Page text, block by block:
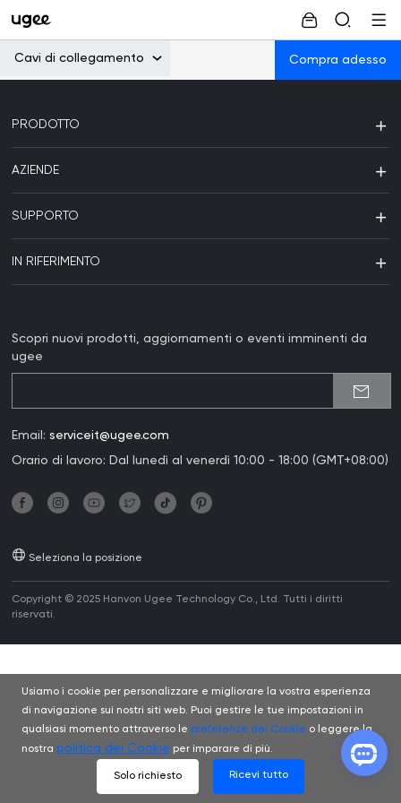
Cavi di collegamento Compra adesso
PRODOTTO
AZIENDE
SUPPORTO
IN RIFERIMENTO
Scopri nuovi prodotti, aggiornamenti o eventi imminenti da
ugee
Email:serviceit@ugee.com
Orario di lavoro: Dal lunedì al venerdì 10:00 - 18:00 (GMT+08:00)
Seleziona la posizione
Copyright © 2025 Hanvon Ugee Technology Co., Ltd. Tutti i diritti
riservati.
Usiamo i cookie per personalizzare e migliorare la vostra esperienza
di navigazione sui nostri siti web. Puoi gestire le tue impostazioni in
qualsiasi momento attraverso le preferenze dei Cookie o leggere la
nostra politica dei Cookie per imparare di più.
Solo richiesto Ricevi tutto